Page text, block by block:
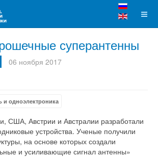
суперантенны
06 ноября 2017
и одноэлектроника
США, Австрии и Австралии разработали
устройства. Ученые получили
на основе которых создали
и усиливающие сигнал антенны»